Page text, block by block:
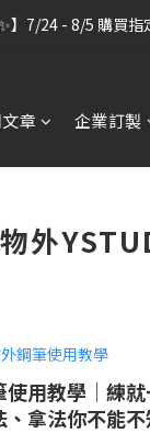
30–8/7 進行機器維
✨】7/24 - 8/5 購買
30–8/7 進行機器維
章 企業訂製
物外
使用教學│練就
、拿法你不能不